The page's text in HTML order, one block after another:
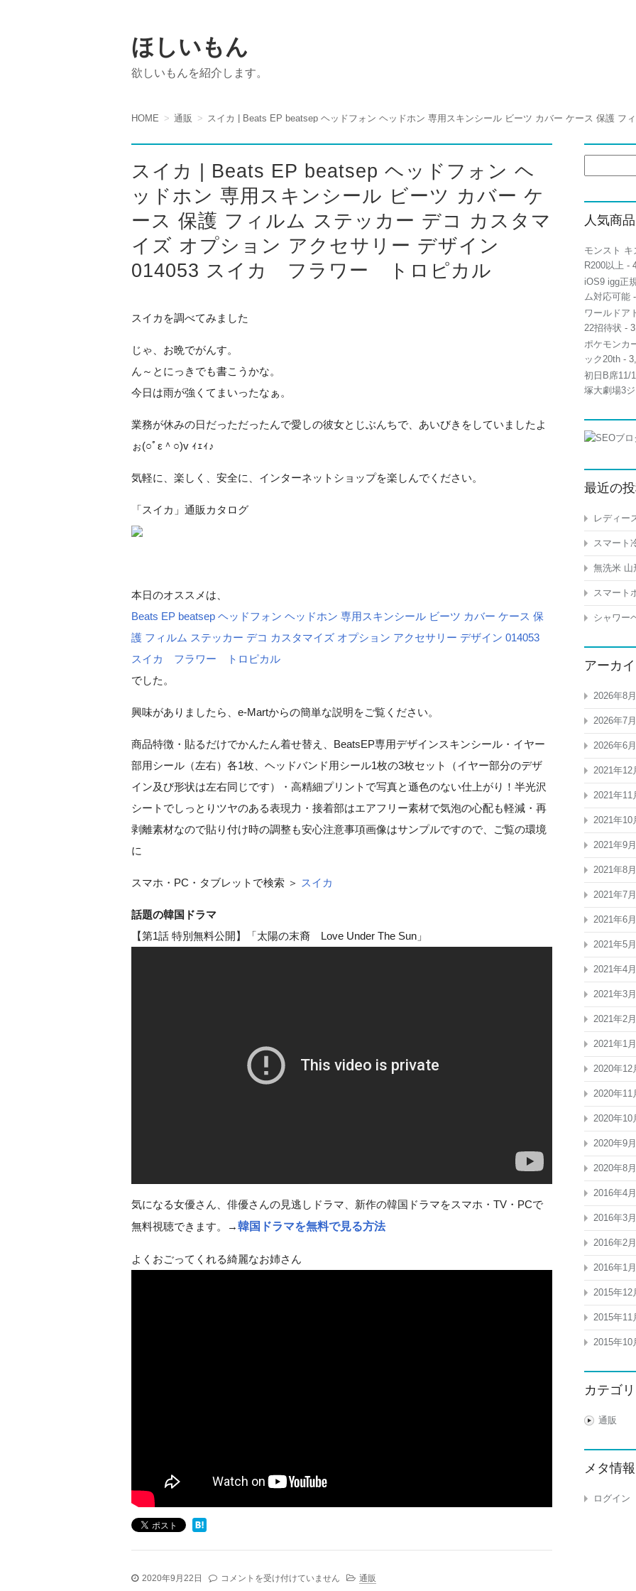
ほしいもん
欲しいもんを紹介します。
HOME 通販
スイカ | Beats EP beatsep ヘッドフォン ヘ
ッドホン 専用スキンシール ビーツ カバー ケ
ース 保護 フィルム ステッカー デコ カスタマ
イズ オプション アクセサリー デザイン
014053 スイカ フラワー トロピカル
スイカを調べてみました
じゃ、お晩でがんす。
ん～とにっきでも書こうかな。
今日は雨が強くてまいったなぁ。
業務が休みの日だっただったんで愛しの彼女とじぶんちで、あいびきをしていましたよ
ぉ(○ﾟε＾○)v ｨｪｨ♪
気軽に、楽しく、安全に、インターネットショップを楽しんでください。
「スイカ」通販カタログ
本日のオススメは、
Beats EP beatsep ヘッドフォン ヘッドホン 専用スキンシール ビーツ カバー ケース 保
護 フィルム ステッカー デコ カスタマイズ オプション アクセサリー デザイン 014053
スイカ フラワー トロピカル
でした。
興味がありましたら、e-Martからの簡単な説明をご覧ください。
商品特徴・貼るだけでかんたん着せ替え、BeatsEP専用デザインスキンシール・イヤー
部用シール（左右）各1枚、ヘッドバンド用シール1枚の3枚セット（イヤー部分のデザ
イン及び形状は左右同じです）・高精細プリントで写真と遜色のない仕上がり！半光沢
シートでしっとりツヤのある表現力・接着部はエアフリー素材で気泡の心配も軽減・再
剥離素材なので貼り付け時の調整も安心注意事項画像はサンプルですので、ご覧の環境
に
スマホ・PC・タブレットで検索 ＞ スイカ
話題の韓国ドラマ
【第1話 特別無料公開】「太陽の末裔 Love Under The Sun」
気になる女優さん、俳優さんの見逃しドラマ、新作の韓国ドラマをスマホ・TV・PCで
無料視聴できます。→韓国ドラマを無料で見る方法
よくおごってくれる綺麗なお姉さん
2020年9月22日
ス
コメントを受け付けていません 通販
索:
人気商
モンスト
R200以上 -
iOS9 igg正
ム対応可能
ワールドア
22招待状 -
ポケモンカ
ック20th -
初日B席11/
塚大劇場3ジ
最近の
レディー
スマート
無洗米 山
スマート
シャワー
アーカ
2026年8月
2026年7月
2026年6月
2021年12
2021年11
2021年10
2021年9月
2021年8月
2021年7月
2021年6月
2021年5月
2021年4月
2021年3月
2021年2月
2021年1月
2020年12
2020年11
2020年10
2020年9月
2020年8月
2016年4月
2016年3月
2016年2月
2016年1月
2015年12
2015年11
2015年10
カテゴ
通販
メタ情報
ログイン